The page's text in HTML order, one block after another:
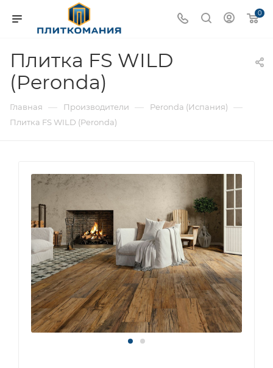
0
Плитка FS WILD
(Peronda)
Главная — Производители — Peronda (Испания) —
Плитка FS WILD (Peronda)